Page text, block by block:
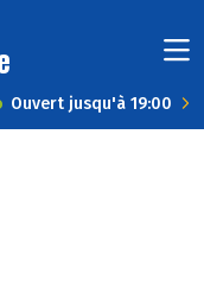
Ouvert jusqu'à 19:00